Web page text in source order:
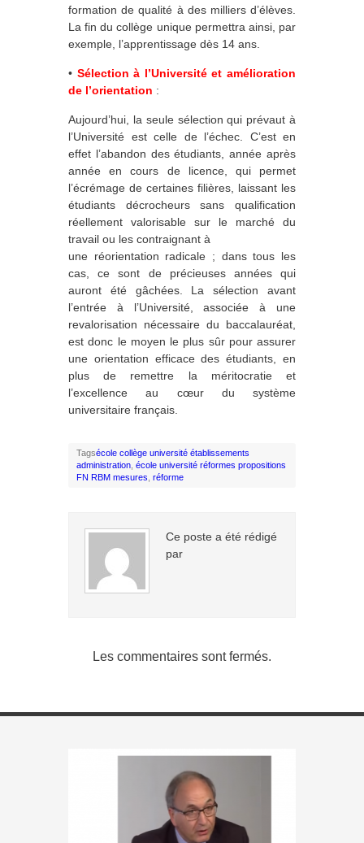
formation de qualité à des milliers d’élèves.
La fin du collège unique permettra ainsi, par
exemple, l’apprentissage dès 14 ans.
• Sélection à l’Université et amélioration
de l’orientation :
Aujourd’hui, la seule sélection qui prévaut à
l’Université est celle de l’échec. C’est en
effet l’abandon des étudiants, année après
année en cours de licence, qui permet
l’écrémage de certaines filières, laissant les
étudiants décrocheurs sans qualification
réellement valorisable sur le marché du
travail ou les contraignant à
une réorientation radicale ; dans tous les
cas, ce sont de précieuses années qui
auront été gâchées. La sélection avant
l’entrée à l’Université, associée à une
revalorisation nécessaire du baccalauréat,
est donc le moyen le plus sûr pour assurer
une orientation efficace des étudiants, en
plus de remettre la méritocratie et
l’excellence au cœur du système
universitaire français.
Tagsécole collège université établissements
administration école université réformes propositions
FN RBM mesures réforme
Ce poste a été rédigé
par
Les commentaires sont fermés.